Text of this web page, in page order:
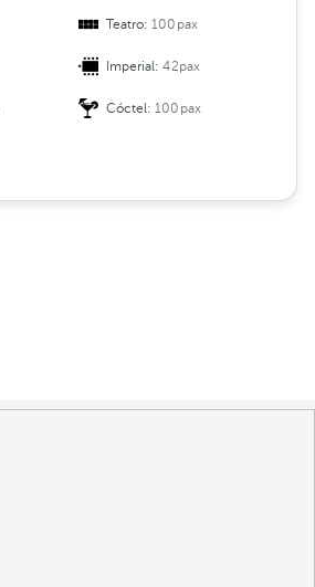
Teatro:100pax
Imperial:42pax
Cóctel:100pax